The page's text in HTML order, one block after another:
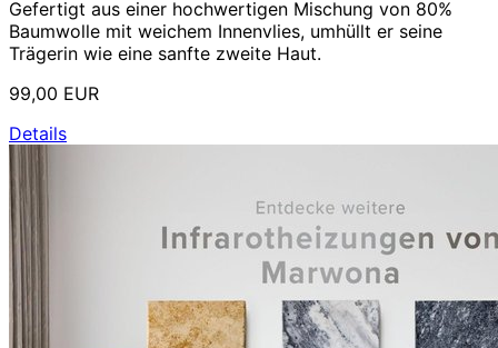
Gefertigt aus einer hochwertigen Mischung von 80%
Baumwolle mit weichem Innenvlies, umhüllt er seine
Trägerin wie eine sanfte zweite Haut.
99,00 EUR
Details